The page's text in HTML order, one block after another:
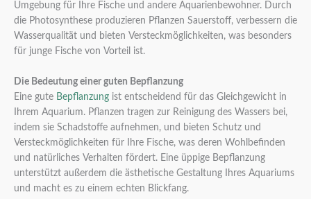
Umgebung für Ihre Fische und andere Aquarienbewohner. Durch
die Photosynthese produzieren Pflanzen Sauerstoff, verbessern die
Wasserqualität und bieten Versteckmöglichkeiten, was besonders
für junge Fische von Vorteil ist.
Die Bedeutung einer guten Bepflanzung
Eine gute Bepflanzung ist entscheidend für das Gleichgewicht in
Ihrem Aquarium. Pflanzen tragen zur Reinigung des Wassers bei,
indem sie Schadstoffe aufnehmen, und bieten Schutz und
Versteckmöglichkeiten für Ihre Fische, was deren Wohlbefinden
und natürliches Verhalten fördert. Eine üppige Bepflanzung
unterstützt außerdem die ästhetische Gestaltung Ihres Aquariums
und macht es zu einem echten Blickfang.